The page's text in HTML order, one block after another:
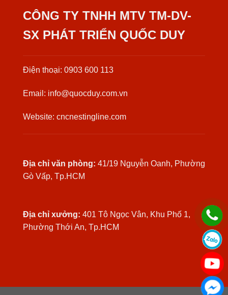
CÔNG TY TNHH MTV TM-DV-
SX PHÁT TRIỂN QUỐC DUY
Điện thoại: 0903 600 113
Email: info@quocduy.com.vn
Website: cncnestingline.com
Địa chỉ văn phòng: 41/19 Nguyễn Oanh, Phường
Gò Vấp, Tp.HCM
Địa chỉ xưởng: 401 Tô Ngọc Vân, Khu Phố 1,
Phường Thới An, Tp.HCM